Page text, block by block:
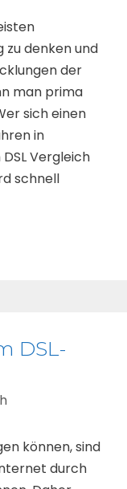
denken und
der
man prima
sich einen
in
Vergleich
schnell
DSL-
können, sind
durch